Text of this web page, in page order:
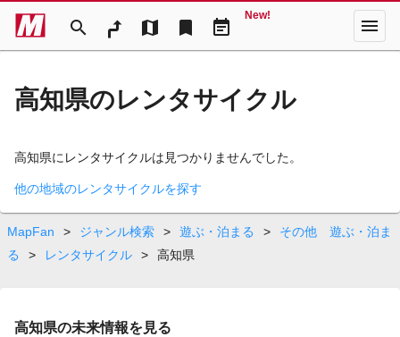
search map bookmark event_note
New! menu
高知県のレンタサイクル
高知県にレンタサイクルは見つかりませんでした。
他の地域のレンタサイクルを探す
MapFan > ジャンル検索 > 遊ぶ・泊まる >
その他 遊ぶ・泊ま
る
> レンタサイクル > 高知県
高知県の未来情報を見る